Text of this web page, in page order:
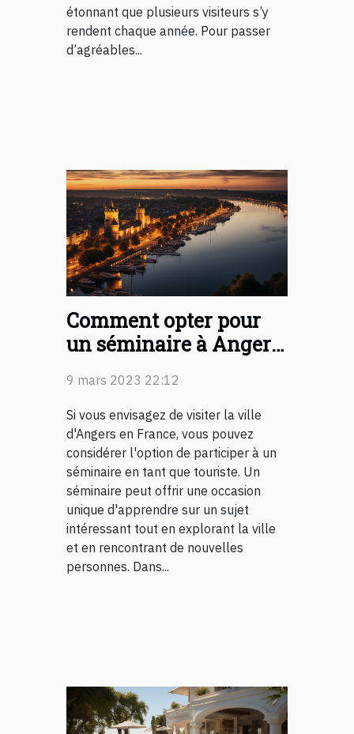
étonnant que plusieurs visiteurs s’y
rendent chaque année. Pour passer
d’agréables...
Comment opter pour
un séminaire à Angers
9 mars 2023 22:12
Si vous envisagez de visiter la ville
d'Angers en France, vous pouvez
considérer l'option de participer à un
séminaire en tant que touriste. Un
séminaire peut offrir une occasion
unique d'apprendre sur un sujet
intéressant tout en explorant la ville
et en rencontrant de nouvelles
personnes. Dans...